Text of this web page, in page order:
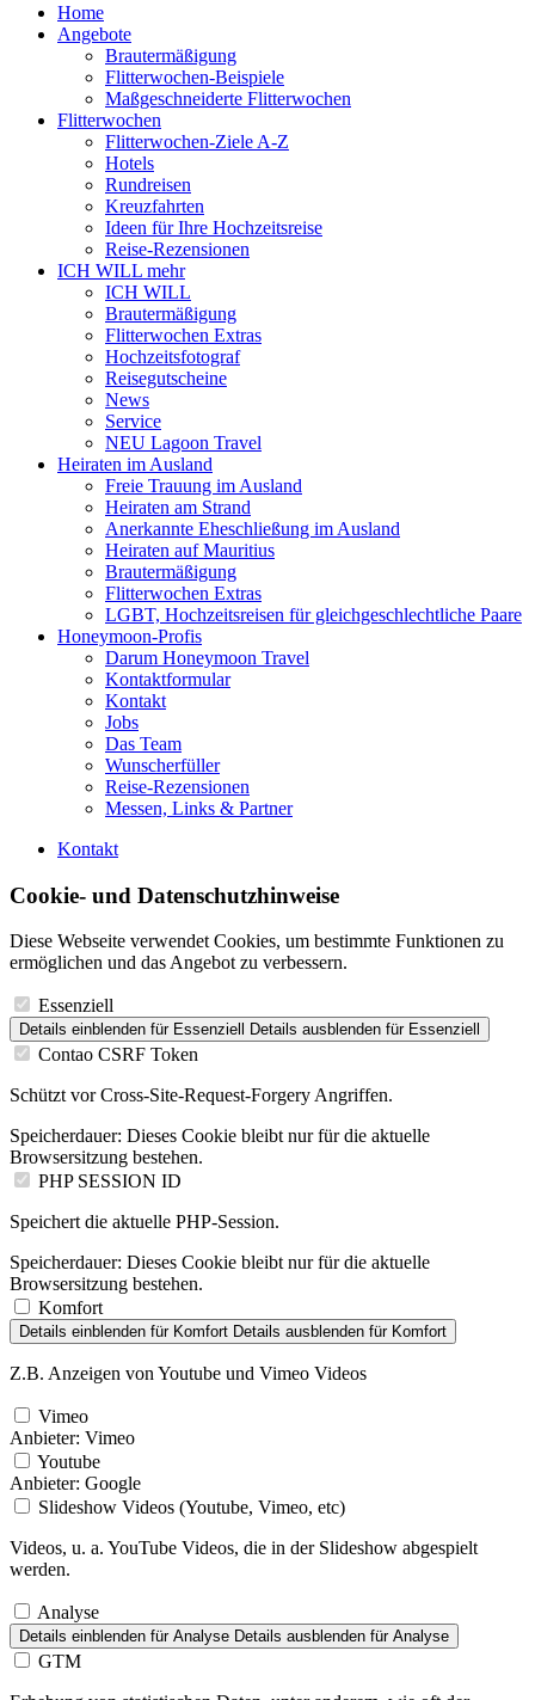
Home
Angebote
Brautermäßigung
Flitterwochen-Beispiele
Maßgeschneiderte Flitterwochen
Flitterwochen
Flitterwochen-Ziele A-Z
Hotels
Rundreisen
Kreuzfahrten
Ideen für Ihre Hochzeitsreise
Reise-Rezensionen
ICH WILL mehr
ICH WILL
Brautermäßigung
Flitterwochen Extras
Hochzeitsfotograf
Reisegutscheine
News
Service
NEU Lagoon Travel
Heiraten im Ausland
Freie Trauung im Ausland
Heiraten am Strand
Anerkannte Eheschließung im Ausland
Heiraten auf Mauritius
Brautermäßigung
Flitterwochen Extras
LGBT, Hochzeitsreisen für gleichgeschlechtliche Paare
Honeymoon-Profis
Darum Honeymoon Travel
Kontaktformular
Kontakt
Jobs
Das Team
Wunscherfüller
Reise-Rezensionen
Messen, Links & Partner
Kontakt
Cookie- und Datenschutzhinweise
Diese Webseite verwendet Cookies, um bestimmte Funktionen zu
ermöglichen und das Angebot zu verbessern.
Essenziell
Details einblenden für Essenziell Details ausblenden für Essenziell
Contao CSRF Token
Schützt vor Cross-Site-Request-Forgery Angriffen.
Speicherdauer: Dieses Cookie bleibt nur für die aktuelle
Browsersitzung bestehen.
PHP SESSION ID
Speichert die aktuelle PHP-Session.
Speicherdauer: Dieses Cookie bleibt nur für die aktuelle
Browsersitzung bestehen.
Komfort
Details einblenden für Komfort Details ausblenden für Komfort
Z.B. Anzeigen von Youtube und Vimeo Videos
Vimeo
Anbieter: Vimeo
Youtube
Anbieter: Google
Slideshow Videos (Youtube, Vimeo, etc)
Videos, u. a. YouTube Videos, die in der Slideshow abgespielt
werden.
Analyse
Details einblenden für Analyse Details ausblenden für Analyse
GTM